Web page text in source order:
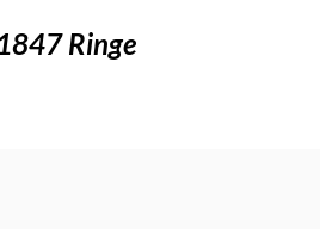
Ringe